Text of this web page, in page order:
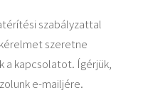
szabályzattal
szeretne
a kapcsolatot. Ígérjük,
e-mailjére.